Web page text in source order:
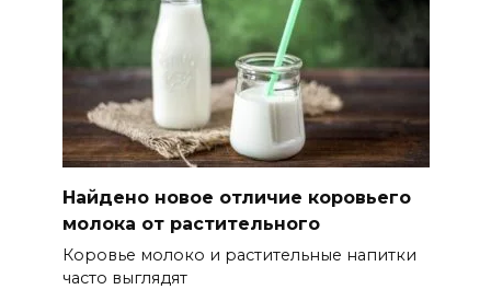
Найдено новое отличие коровьего
молока от растительного
Коровье молоко и растительные напитки
часто выглядят